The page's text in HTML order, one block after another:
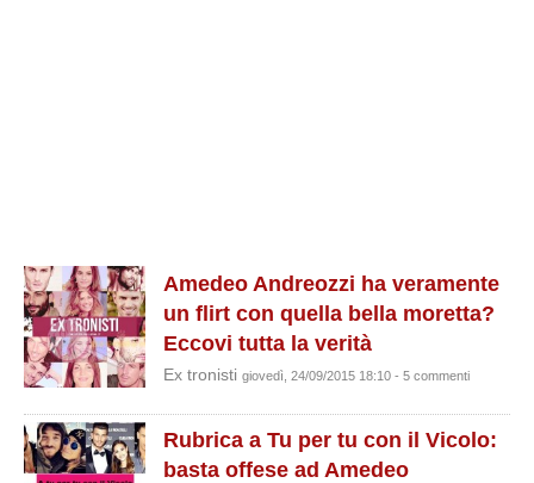
Amedeo Andreozzi ha veramente
un flirt con quella bella moretta?
Eccovi tutta la verità
Ex tronisti giovedì, 24/09/2015 18:10 - 5 commenti
Rubrica a Tu per tu con il Vicolo:
basta offese ad Amedeo